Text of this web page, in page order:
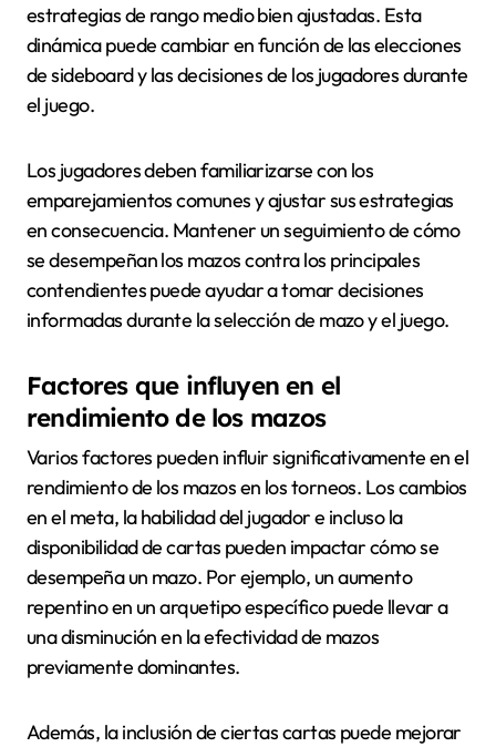
estrategias de rango medio bien ajustadas. Esta
dinámica puede cambiar en función de las elecciones
de sideboard y las decisiones de los jugadores durante
el juego.
Los jugadores deben familiarizarse con los
emparejamientos comunes y ajustar sus estrategias
en consecuencia. Mantener un seguimiento de cómo
se desempeñan los mazos contra los principales
contendientes puede ayudar a tomar decisiones
informadas durante la selección de mazo y el juego.
Factores que influyen en el
rendimiento de los mazos
Varios factores pueden influir significativamente en el
rendimiento de los mazos en los torneos. Los cambios
en el meta, la habilidad del jugador e incluso la
disponibilidad de cartas pueden impactar cómo se
desempeña un mazo. Por ejemplo, un aumento
repentino en un arquetipo específico puede llevar a
una disminución en la efectividad de mazos
previamente dominantes.
Además, la inclusión de ciertas cartas puede mejorar